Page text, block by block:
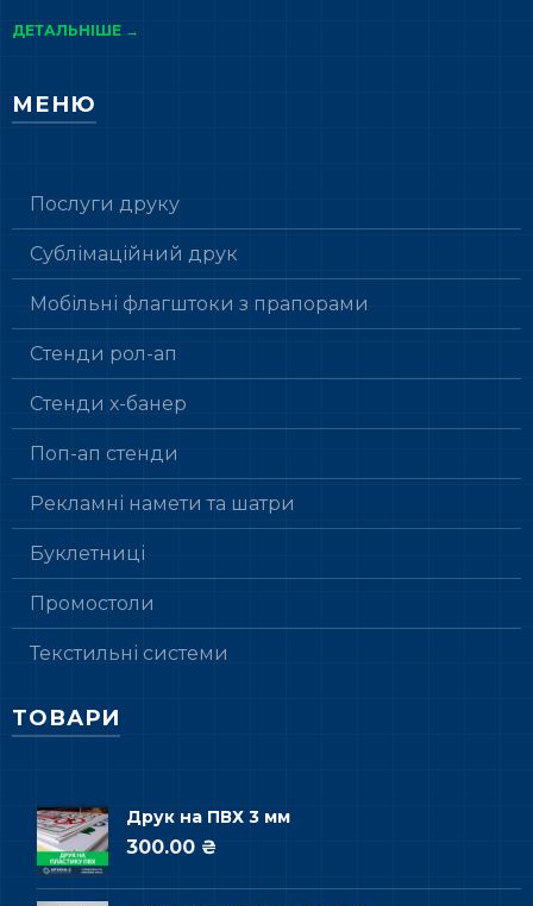
ДЕТАЛЬНІШЕ →
МЕНЮ
Послуги друку
Сублімаційний друк
Мобільні флагштоки з прапорами
Стенди рол-ап
Стенди х-банер
Поп-ап стенди
Рекламні намети та шатри
Буклетниці
Промостоли
Текстильні системи
ТОВАРИ
Друк на ПВХ 3 мм
300.00 ₴